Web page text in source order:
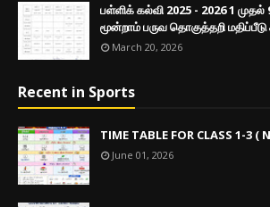
பள்ளிக் கல்வி 2025 - 2026 1
மூன்றாம் பருவ தொகுத்தறி
March 20, 2026
Recent in Sports
TIME TABLE FOR CLASS 1-3 (
June 01, 2026